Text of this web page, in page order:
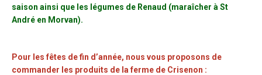
saison ainsi que les légumes de Renaud (maraîcher à St
André en Morvan).
Pour les fêtes de fin d’année, nous vous proposons de
commander les produits de la ferme de Crisenon :